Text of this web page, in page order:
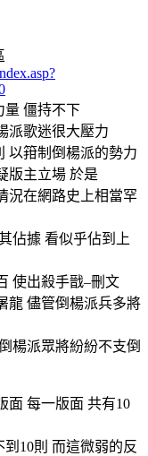
量 僵持不下
派歌迷很大壓力
以箝制倒楊派的勢力
版主立場 於是
況在網路史上相當罕
佔據 看似乎佔到上
使出殺手戩–刪文
龍 儘管倒楊派兵多將
楊派眾將紛紛不支倒
面 每一版面 共有10
10則 而這微弱的反